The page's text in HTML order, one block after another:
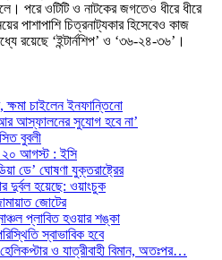
পরে ওটিটি ও নাটকের জগতেও ধীরে ধীরে
পাশাপাশি চিত্রনাট্যকার হিসেবেও কাজ
রয়েছে ‘ইন্টার্নশিপ’ ও ‘৩৬-২৪-৩৬’।
ক্ষমা চাইলেন ইনফান্তিনো
আস্ফালনের সুযোগ হবে না’
বুবলী
২০ আগস্ট : ইসি
ডে’ ঘোষণা যুক্তরাষ্ট্রের
দুর্বল হয়েছে: ওয়াংচুক
জোটের
প্লাবিত হওয়ার শঙ্কা
স্বাভাবিক হবে
ও যাত্রীবাহী বিমান, অতঃপর…